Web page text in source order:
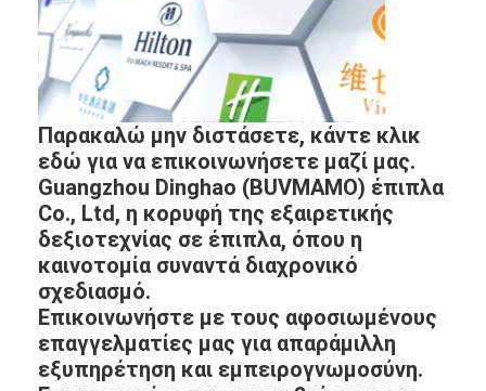
Παρακαλώ μην διστάσετε, κάντε κλικ
εδώ για να επικοινωνήσετε μαζί μας.
Guangzhou Dinghao (BUVMAMO) έπιπλα
Co., Ltd, η κορυφή της εξαιρετικής
δεξιοτεχνίας σε έπιπλα, όπου η
καινοτομία συναντά διαχρονικό
σχεδιασμό.
Επικοινωνήστε με τους αφοσιωμένους
επαγγελματίες μας για απαράμιλλη
εξυπηρέτηση και εμπειρογνωμοσύνη.